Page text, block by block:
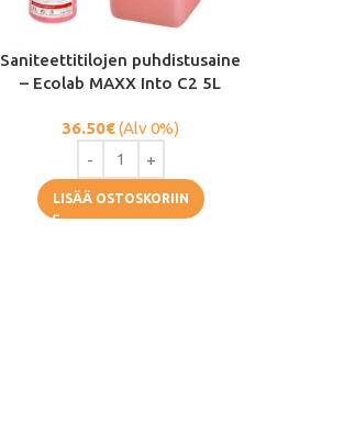
Saniteettitilojen puhdistusaine
– Ecolab MAXX Into C2 5L
36.50€(Alv 0%)
LISÄÄ OSTOSKORIIN